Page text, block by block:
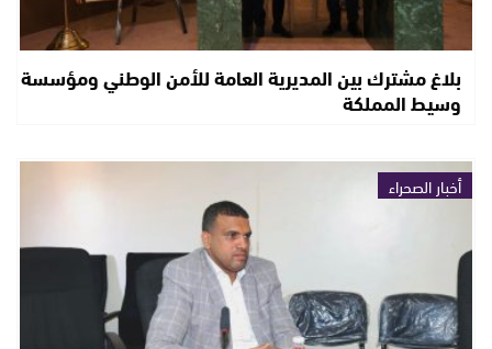
بلاغ مشترك بين المديرية العامة للأمن الوطني ومؤسسة
وسيط المملكة
أخبار الصحراء